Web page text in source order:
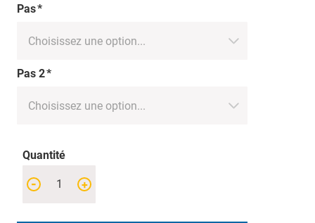
Pas
Pas 2
Quantité
+
-